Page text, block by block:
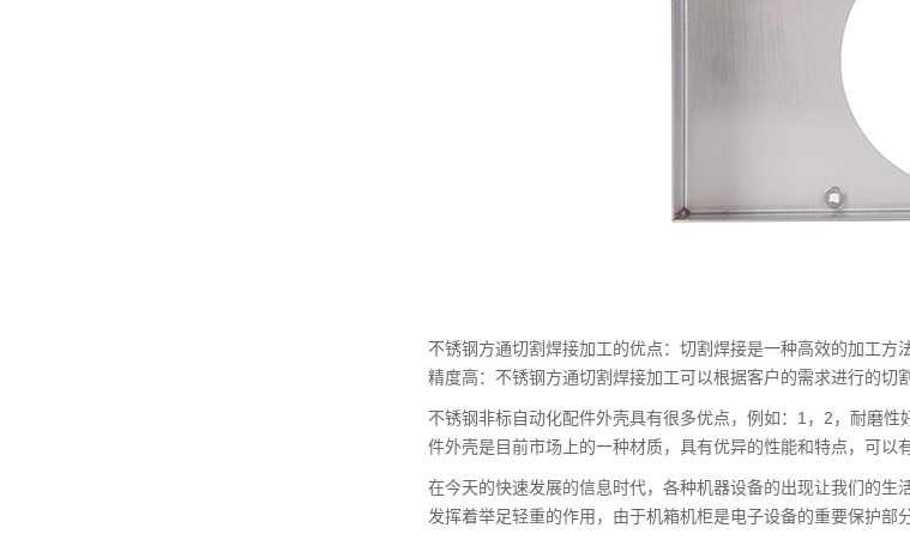
不锈钢方通切割焊接加工的优点：切割焊接是一种高效的加工方
精度高：不锈钢方通切割焊接加工可以根据客户的需求进行的切
不锈钢非标自动化配件外壳具有很多优点，例如：1，2，耐磨
件外壳是目前市场上的一种材质，具有优异的性能和特点，可以
在今天的快速发展的信息时代，各种机器设备的出现让我们的
发挥着举足轻重的作用，由于机箱机柜是电子设备的重要保护部